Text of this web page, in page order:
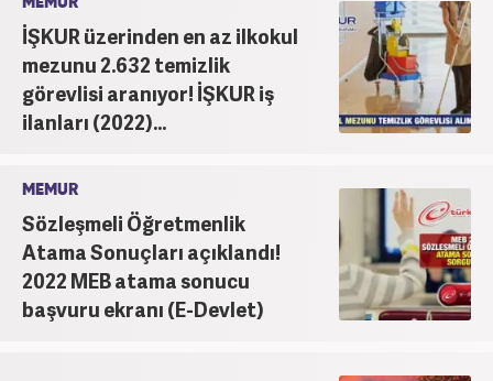
İŞKUR üzerinden en az ilkokul
mezunu 2.632 temizlik
görevlisi aranıyor! İŞKUR iş
ilanları (2022)...
MEMUR
Sözleşmeli Öğretmenlik
Atama Sonuçları açıklandı!
2022 MEB atama sonucu
başvuru ekranı (E-Devlet)